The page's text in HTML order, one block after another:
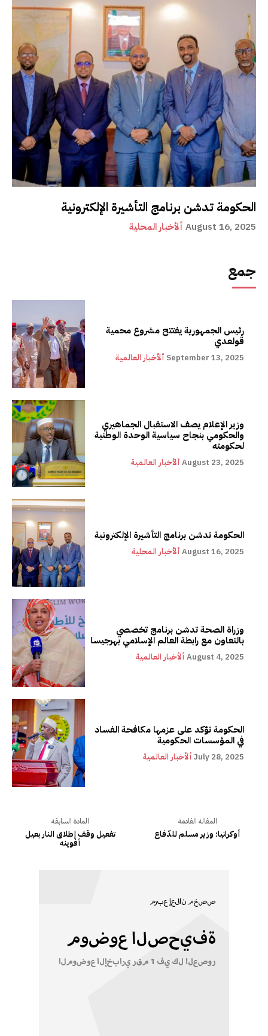
الحكومة تدشن برنامج التأشيرة الإلكترونية
ألأخبار المحلية August 16, 2025
جمع
رئيس الجمهورية يفتتح مشروع محمية
قولعدي
ألأخبار العالمية September 13, 2025
وزير الإعلام يصف الاستقبال الجماهيري
والحكومي بنجاح سياسية الوحدة الوطنية
لحكومته
ألأخبار العالمية August 23, 2025
الحكومة تدشن برنامج التأشيرة الإلكترونية
ألأخبار المحلية August 16, 2025
وزراة الصحة تدشن برنامج تخصصي
بالتعاون مع رابطة العالم الإسلامي بهرجيسا
ألأخبار العالمية August 4, 2025
الحكومة تؤكد على عزمها مكافحة الفساد
في المؤسسات الحكومية
ألأخبار العالمية July 28, 2025
المادة السابقة
تفعيل وقف إطلاق النار بعيل
أفوينه
المقالة القادمة
أوكرانيا: وزير مسلم للدّفاع